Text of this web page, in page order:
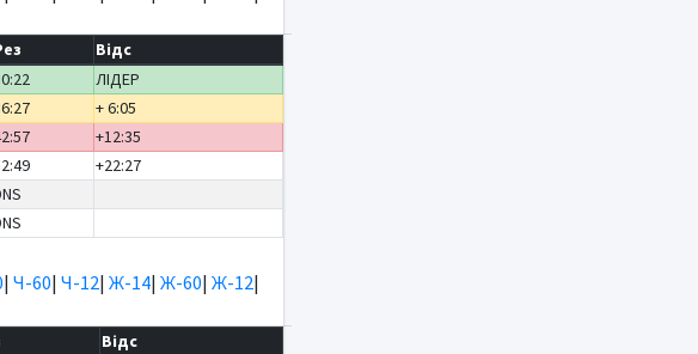
Відс
ЛІДЕР
+ 6:05
+12:35
+22:27
| Ч-60| Ч-12| Ж-14| Ж-60| Ж-12|
Відс